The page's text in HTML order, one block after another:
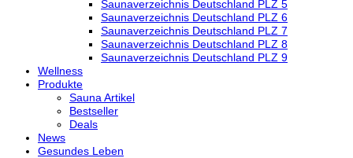
Saunaverzeichnis Deutschland PLZ 5
Saunaverzeichnis Deutschland PLZ 6
Saunaverzeichnis Deutschland PLZ 7
Saunaverzeichnis Deutschland PLZ 8
Saunaverzeichnis Deutschland PLZ 9
Wellness
Produkte
Sauna Artikel
Bestseller
Deals
News
Gesundes Leben